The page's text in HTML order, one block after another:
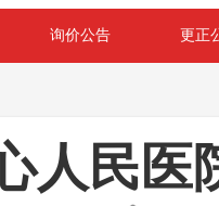
询价公告 更正
人民医